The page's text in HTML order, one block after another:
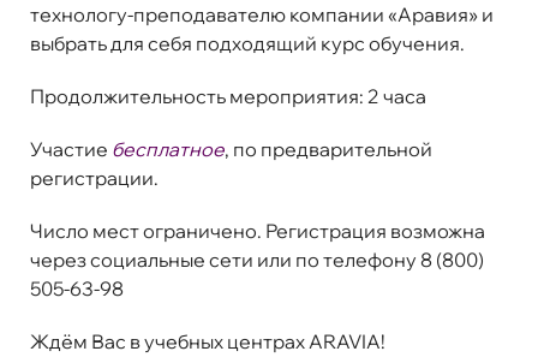
технологу-преподавателю компании «Аравия» и
выбрать для себя подходящий курс обучения.
Продолжительность мероприятия: 2 часа
Участие бесплатное, по предварительной
регистрации.
Число мест ограничено. Регистрация возможна
через социальные сети или по телефону 8 (800)
505-63-98
Ждём Вас в учебных центрах ARAVIA!